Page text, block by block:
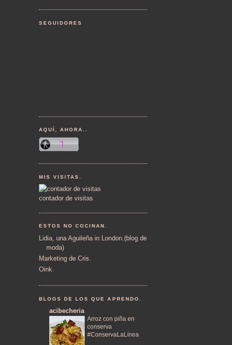
SEGUIDORES
AQUÍ, AHORA..
MIS VISITAS.
contador de visitas
ESTOS NO COCINAN.
Lidia, una Aguileña in London.(blog de
moda)
Marketing de Cris.
Oink.
BLOGS DE LOS QUE APRENDO.
acibecheria
Arroz con piña en
conserva
#ConservaLaLínea